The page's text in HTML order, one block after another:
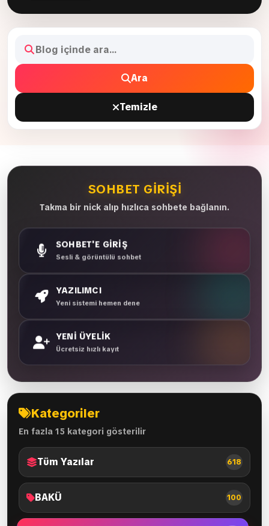
Ara
Temizle
SOHBET GIRIŞI
Takma bir nick alıp hızlıca sohbete bağlanın.
SOHBET'E GİRİŞ
Sesli & görüntülü sohbet
YAZILIMCI
Yeni sistemi hemen dene
YENİ ÜYELİK
Ücretsiz hızlı kayıt
Kategoriler
En fazla 15 kategori gösterilir
Tüm Yazılar 618
BAKÜ 100